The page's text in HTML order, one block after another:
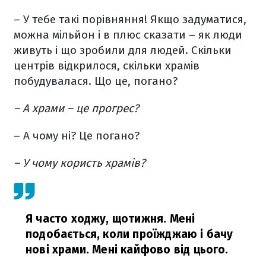
– У тебе такі порівняння! Якщо задуматися,
можна мільйон і в плюс сказати – як люди
живуть і що зробили для людей. Скільки
центрів відкрилося, скільки храмів
побудувалася. Що це, погано?
– А храми – це прогрес?
– А чому ні? Це погано?
– У чому користь храмів?
Я часто ходжу, щотижня. Мені
подобається, коли проїжджаю і бачу
нові храми. Мені кайфово від цього.